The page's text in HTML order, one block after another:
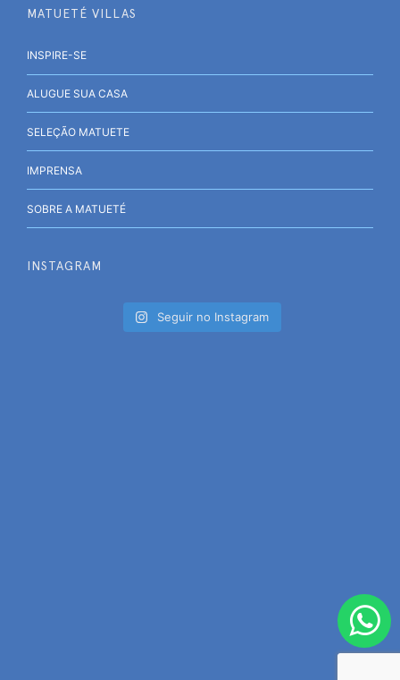
MATUETÉ VILLAS
INSPIRE-SE
ALUGUE SUA CASA
SELEÇÃO MATUETE
IMPRENSA
SOBRE A MATUETÉ
INSTAGRAM
Seguir no Instagram